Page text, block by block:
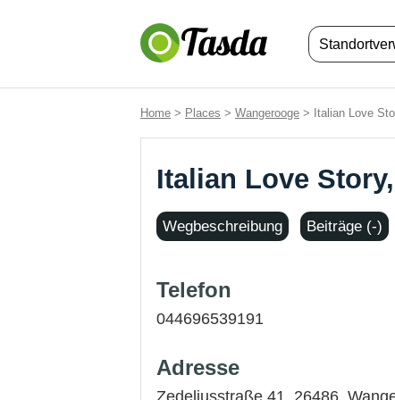
Home > Places > Wangerooge > Italian Love
Italian Love
Wegbeschreibung Beiträge (-)
Telefon
044696539191
Adresse
Zedeliusstraße 41, 26486,